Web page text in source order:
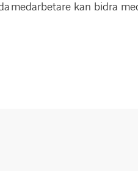
medarbetare kan bidra